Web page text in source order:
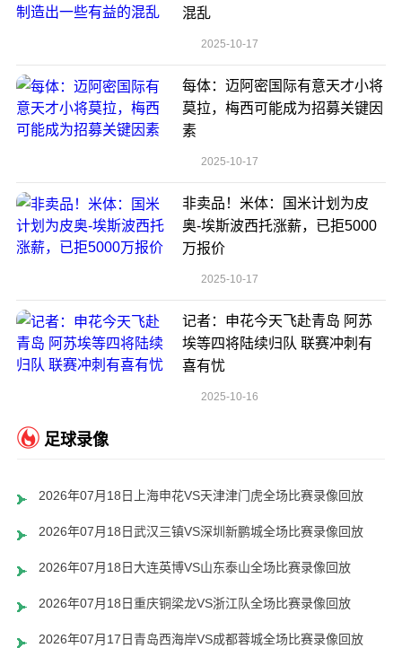
混乱
2025-10-17
每体：迈阿密国际有意天才小将
莫拉，梅西可能成为招募关键因
素
2025-10-17
非卖品！米体：国米计划为皮
奥-埃斯波西托涨薪，已拒5000
万报价
2025-10-17
记者：申花今天飞赴青岛 阿苏
埃等四将陆续归队 联赛冲刺有
喜有忧
2025-10-16
足球录像
2026年07月18日上海申花VS天津津门虎全场比赛录像回放
2026年07月18日武汉三镇VS深圳新鹏城全场比赛录像回放
2026年07月18日大连英博VS山东泰山全场比赛录像回放
2026年07月18日重庆铜梁龙VS浙江队全场比赛录像回放
2026年07月17日青岛西海岸VS成都蓉城全场比赛录像回放